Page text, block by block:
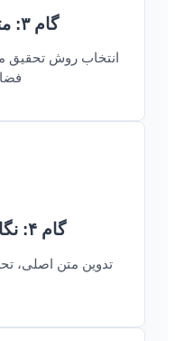
گام ۳: متدولوژی و تحلیل
انتخاب روش تحقیق
گام ۴: نگارش و نتیجه‌گیری
تدوین متن اصلی،